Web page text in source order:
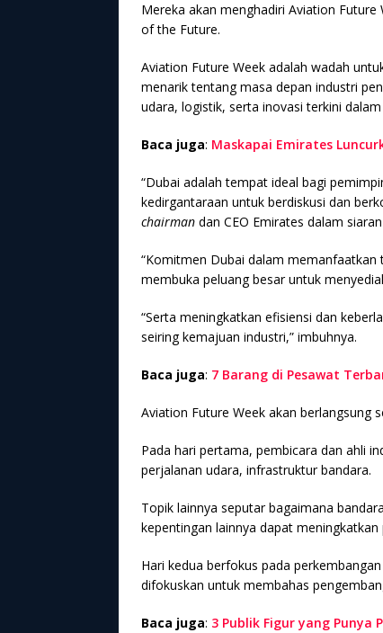
Mereka akan menghadiri Aviation
of the Future.
Aviation Future Week adalah wadah
menarik tentang masa depan industri
udara, logistik, serta inovasi terkini
Baca juga: Maskapai Emirates
“Dubai adalah tempat ideal bagi
kedirgantaraan untuk berdiskusi dan
chairman dan CEO Emirates dalam
“Komitmen Dubai dalam
membuka peluang besar untuk
“Serta meningkatkan efisiensi dan
seiring kemajuan industri,” imbuhnya.
Baca juga: 7 Barang di Pesawat
Aviation Future Week akan berlangsung
Pada hari pertama, pembicara dan ahli
perjalanan udara, infrastruktur bandara.
Topik lainnya seputar bagaimana
kepentingan lainnya dapat
Hari kedua berfokus pada
difokuskan untuk membahas
Baca juga: 3 Publik Figur yang Punya